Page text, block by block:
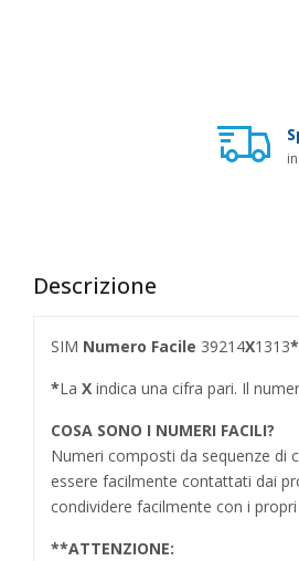
Descrizione
SIM Numero Facile 39214X1313*
*La X indica una cifra pari. Il
COSA SONO I NUMERI FACILI?
Numeri composti da sequenze di
essere facilmente contattati dai
condividere facilmente con i
**ATTENZIONE: